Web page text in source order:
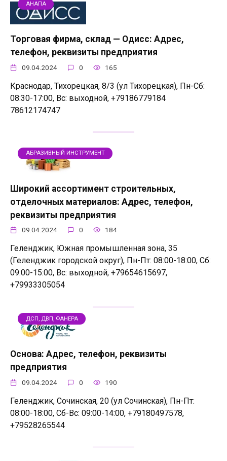
АНАПА
Торговая фирма, склад — Одисс: Адрес,
телефон, реквизиты предприятия
09.04.2024 0 165
Краснодар, Тихорецкая, 8/3 (ул Тихорецкая), Пн-Сб:
08:30-17:00, Вс: выходной, +79186779184
78612174747
АБРАЗИВНЫЙ ИНСТРУМЕНТ
Широкий ассортимент строительных,
отделочных материалов: Адрес, телефон,
реквизиты предприятия
09.04.2024 0 184
Геленджик, Южная промышленная зона, 35
(Геленджик городской округ), Пн-Пт: 08:00-18:00, Сб:
09:00-15:00, Вс: выходной, +79654615697,
+79933305054
ДСП, ДВП, ФАНЕРА
Основа: Адрес, телефон, реквизиты
предприятия
09.04.2024 0 190
Геленджик, Сочинская, 20 (ул Сочинская), Пн-Пт:
08:00-18:00, Сб-Вс: 09:00-14:00, +79180497578,
+79528265544